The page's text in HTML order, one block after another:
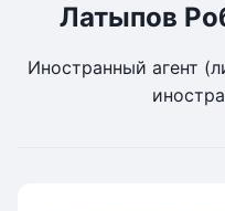
Латыпов
Иностранный агент